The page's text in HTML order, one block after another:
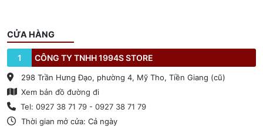
CỬA HÀNG
1 CÔNG TY TNHH 1994S STORE
298 Trần Hưng Đạo, phường 4, Mỹ Tho, Tiền Giang (cũ)
Xem bản đồ đường đi
Tel: 0927 38 71 79 - 0927 38 71 79
Thời gian mở cửa: Cả ngày